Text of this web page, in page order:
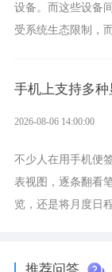
设备。而这些设备
受系统生态限制，
手机上支持多
2026-08-06 14:00:00
不少人在用手机便
表视图，逐条翻看
览，还是将月度日